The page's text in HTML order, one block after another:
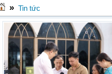
» Tin tức